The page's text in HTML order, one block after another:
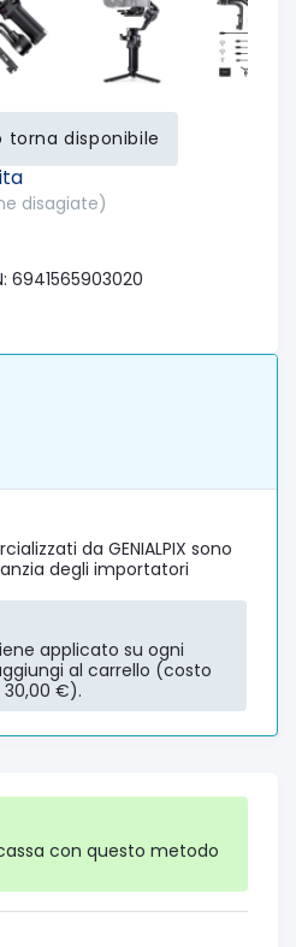
torna disponibile
disagiate)
6941565903020
da GENIALPIX sono
degli importatori
applicato su ogni
al carrello (costo
€).
con questo metodo